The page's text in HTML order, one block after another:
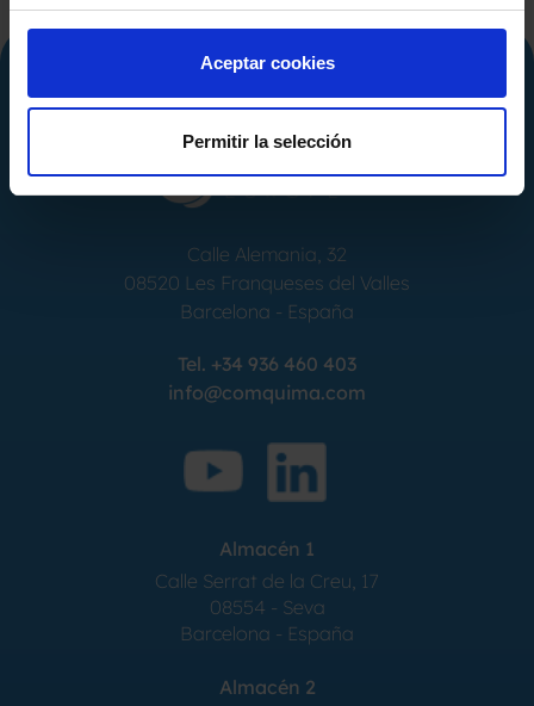
Aceptar cookies
Permitir la selección
Calle Alemania, 32
08520 Les Franqueses del Valles
Barcelona - España
Tel. +34 936 460 403
info@comquima.com
Almacén 1
Calle Serrat de la Creu, 17
08554 - Seva
Barcelona - España
Almacén 2